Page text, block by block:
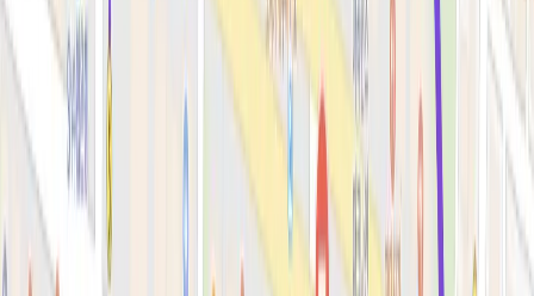
색소·모공·여드름